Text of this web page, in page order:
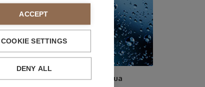
Máxima resistencia al agua
ACCEPT
COOKIE SETTINGS
DENY ALL